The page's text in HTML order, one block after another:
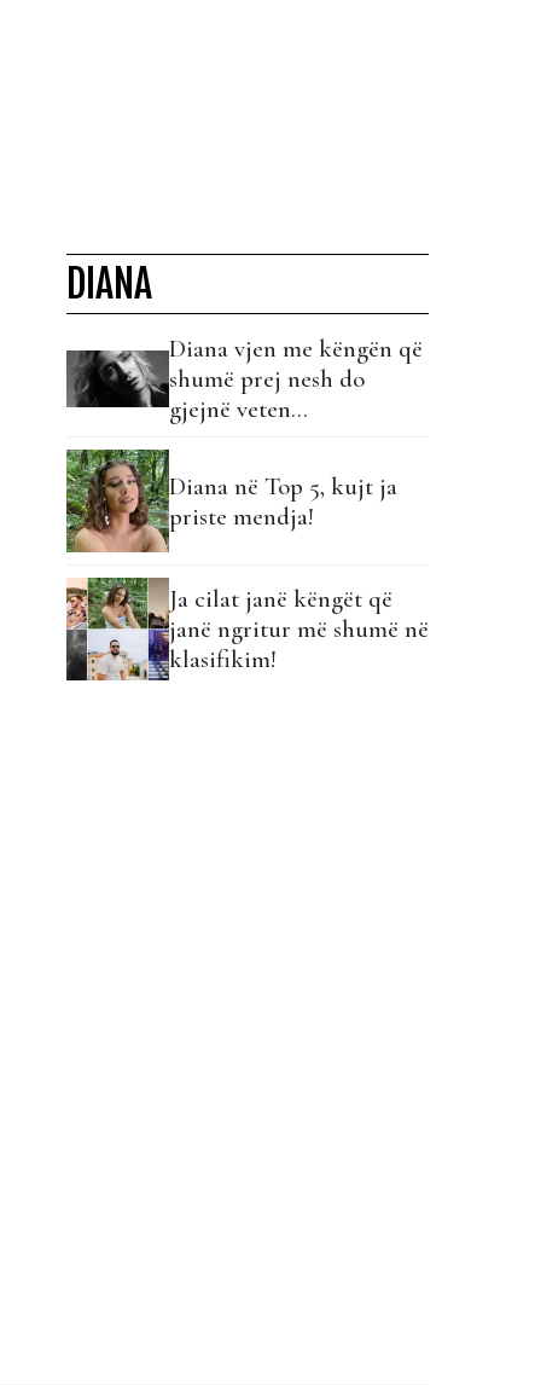
DIANA
Diana vjen me këngën që
shumë prej nesh do
gjejnë veten…
Diana në Top 5, kujt ja
priste mendja!
Ja cilat janë këngët që
janë ngritur më shumë në
klasifikim!